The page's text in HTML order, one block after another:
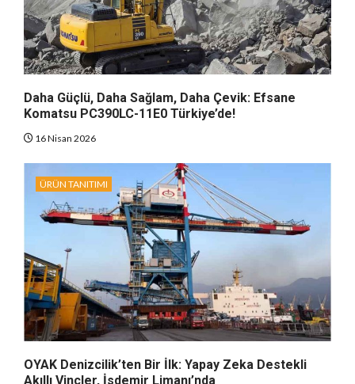
Daha Güçlü, Daha Sağlam, Daha Çevik: Efsane
Komatsu PC390LC-11E0 Türkiye’de!
16 Nisan 2026
ÜRÜN TANITIMI
OYAK Denizcilik’ten Bir İlk: Yapay Zeka Destekli
Akıllı Vinçler, İsdemir Limanı’nda